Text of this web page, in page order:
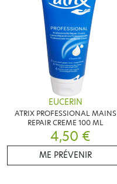
EUCERIN
ATRIX PROFESSIONAL MAINS
REPAIR CREME 100 ML
4,50 €
ME PRÉVENIR